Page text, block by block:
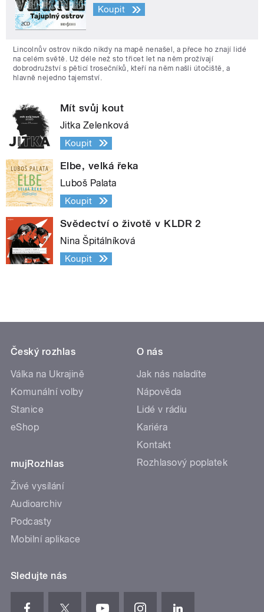
Koupit
Lincolnův ostrov nikdo nikdy na mapě nenašel, a přece ho znají lidé
na celém světě. Už déle než sto třicet let na něm prožívají
dobrodružství s pěticí trosečníků, kteří na něm našli útočiště, a
hlavně nejedno tajemství.
Mít svůj kout
Jitka Zelenková
Koupit
Elbe, velká řeka
Luboš Palata
Koupit
Svědectví o životě v KLDR 2
Nina Špitálníková
Koupit
Český rozhlas
Válka na Ukrajině
Komunální volby
Stanice
eShop
mujRozhlas
Živé vysílání
Audioarchiv
Podcasty
Mobilní aplikace
O nás
Jak nás naladíte
Nápověda
Lidé v rádiu
Kariéra
Kontakt
Rozhlasový poplatek
Sledujte nás